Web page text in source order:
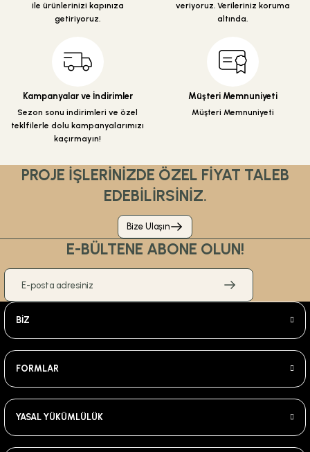
ile ürünlerinizi kapınıza
getiriyoruz.
veriyoruz. Verileriniz koruma
altında.
Kampanyalar ve İndirimler
Sezon sonu indirimleri ve özel
teklfilerle dolu kampanyalarımızı
kaçırmayın!
Müşteri Memnuniyeti
Müşteri Memnuniyeti
PROJE İŞLERİNİZDE ÖZEL FİYAT TALEB
EDEBİLİRSİNİZ.
Bize Ulaşın
E-BÜLTENE ABONE OLUN!
BİZ
FORMLAR
YASAL YÜKÜMLÜLÜK